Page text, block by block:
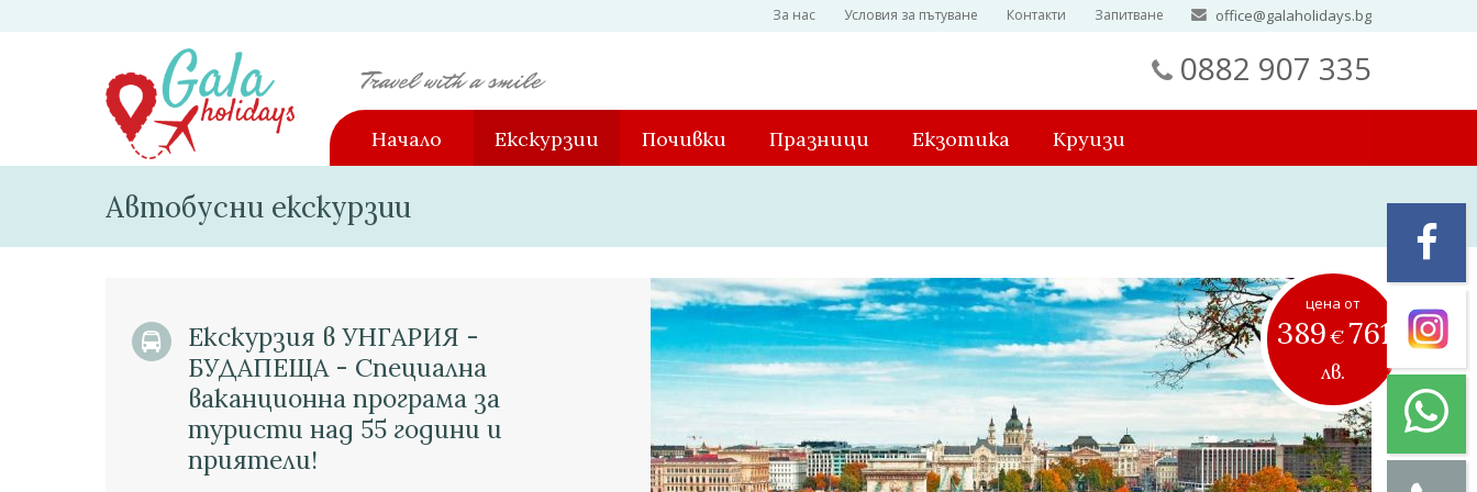
office@galaholidays.bg
За нас Условия за пътуване Контакти Запитване
0882 907 335
Начало Екскурзии Почивки Празници Екзотика Круизи
Автобусни екскурзии
Екскурзия в УНГАРИЯ -
БУДАПЕЩА - Специална
ваканционна програма за
туристи над 55 години и
приятели!
цена от
389€ 761
лв.